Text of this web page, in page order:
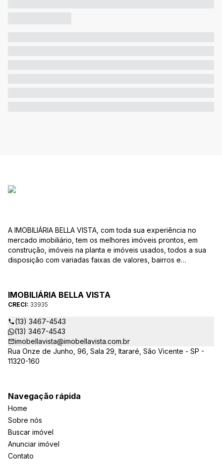
A IMOBILIÁRIA BELLA VISTA, com toda sua experiência no
mercado imobiliário, tem os melhores imóveis prontos, em
construção, imóveis na planta e imóveis usados, todos a sua
disposição com variadas faixas de valores, bairros e
ao CRECI-EE – estarão sempre prontos para responder-lhe
todas as suas dúvidas sobre casas, apartamentos, terrenos,
salas comerciais e outros produtos imobiliários.
IMOBILIÁRIA BELLA VISTA
CRECI: 33935
(13) 3467-4543
(13) 3467-4543
imobellavista@imobellavista.com.br
Rua Onze de Junho, 96, Sala 29, Itararé, São Vicente - SP -
11320-160
Navegação rápida
Home
Sobre nós
Buscar imóvel
Anunciar imóvel
Contato